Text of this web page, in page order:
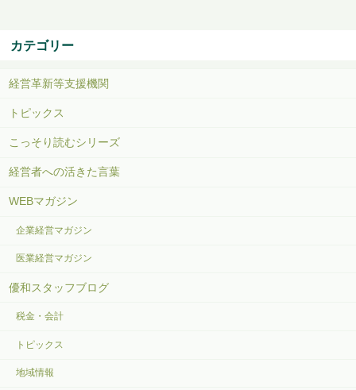
カテゴリー
経営革新等支援機関
トピックス
こっそり読むシリーズ
経営者への活きた言葉
WEBマガジン
企業経営マガジン
医業経営マガジン
優和スタッフブログ
税金・会計
トピックス
地域情報